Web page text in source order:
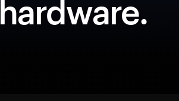
hardware.